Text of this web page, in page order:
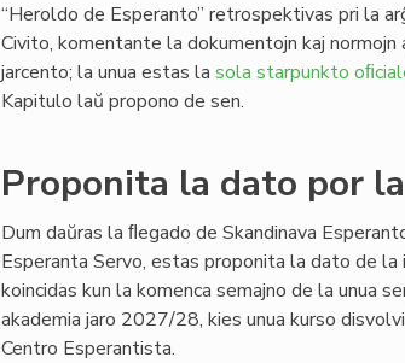
“Heroldo de Esperanto” retrospektivas pri la
Civito, komentante la dokumentojn kaj normojn
jarcento; la unua estas la sola starpunkto
Kapitulo laŭ propono de sen.
Proponita la dato por
Dum daŭras la ﬂegado de Skandinava
Esperanta Servo, estas proponita la dato de
koincidas kun la komenca semajno de la unua
akademia jaro 2027/28, kies unua kurso
Centro Esperantista.